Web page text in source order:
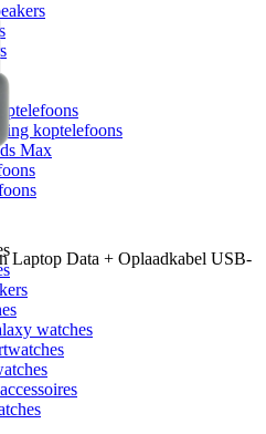
koptelefoons
Max
watches
Laptop Data + Oplaadkabel USB-